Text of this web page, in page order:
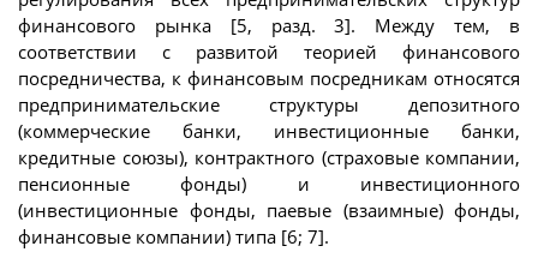
финансового рынка [5, разд. 3]. Между тем, в
соответствии с развитой теорией финансового
посредничества, к финансовым посредникам относятся
предпринимательские структуры депозитного
(коммерческие банки, инвестиционные банки,
кредитные союзы), контрактного (страховые компании,
пенсионные фонды) и инвестиционного
(инвестиционные фонды, паевые (взаимные) фонды,
финансовые компании) типа [6; 7].